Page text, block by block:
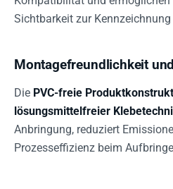
Sichtbarkeit zur
Montagefreundlichkeit
Die PVC-freie
lösungsmittelfreier
Anbringung, reduziert
Prozesseffizienz beim